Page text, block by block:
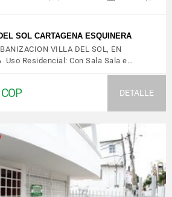
SOL CARTAGENA ESQUINERA
VILLA DEL SOL, EN
Uso Residencial: Con Sala Sala e…
COP DETALLE